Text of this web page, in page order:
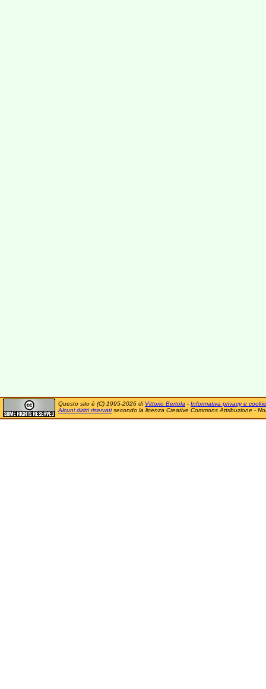
Questo sito è (C) 1995-2026 di Vittorio Bertola - Informativa privacy e cookie
Alcuni diritti riservatisecondo la licenza Creative Commons Attribuzione -